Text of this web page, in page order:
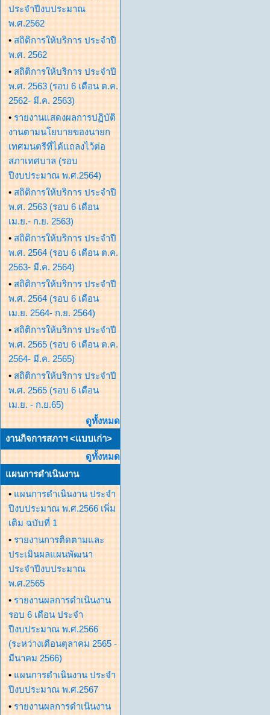
ประจำปีงบประมาณ
พ.ศ.2562
• สถิติการให้บริการ ประจำปี
พ.ศ. 2562
• สถิติการให้บริการ ประจำปี
พ.ศ. 2563 (รอบ 6 เดือน ต.ค.
2562- มี.ค. 2563)
• รายงานแสดงผลการปฏิบัติ
งานตามนโยบายของนายก
เทศมนตรีที่ได้แถลงไว้ต่อ
สภาเทศบาล (รอบ
ปีงบประมาณ พ.ศ.2564)
• สถิติการให้บริการ ประจำปี
พ.ศ. 2563 (รอบ 6 เดือน
เม.ย.- ก.ย. 2563)
• สถิติการให้บริการ ประจำปี
พ.ศ. 2564 (รอบ 6 เดือน ต.ค.
2563- มี.ค. 2564)
• สถิติการให้บริการ ประจำปี
พ.ศ. 2564 (รอบ 6 เดือน
เม.ย. 2564- ก.ย. 2564)
• สถิติการให้บริการ ประจำปี
พ.ศ. 2565 (รอบ 6 เดือน ต.ค.
2564- มี.ค. 2565)
• สถิติการให้บริการ ประจำปี
พ.ศ. 2565 (รอบ 6 เดือน
เม.ย. - ก.ย.65)
ดูทั้งหมด
งานกิจการสภาฯ <แบบเก่า>
ดูทั้งหมด
แผนการดำเนินงาน
• แผนการดำเนินงาน ประจำ
ปีงบประมาณ พ.ศ.2566 เพิ่ม
เติม ฉบับที่ 1
• รายงานการติดตามและ
ประเมินผลแผนพัฒนา
ประจำปีงบประมาณ
พ.ศ.2565
• รายงานผลการดำเนินงาน
รอบ 6 เดือน ประจำ
ปีงบประมาณ พ.ศ.2566
(ระหว่างเดือนตุลาคม 2565 -
มีนาคม 2566)
• แผนการดำเนินงาน ประจำ
ปีงบประมาณ พ.ศ.2567
• รายงานผลการดำเนินงาน